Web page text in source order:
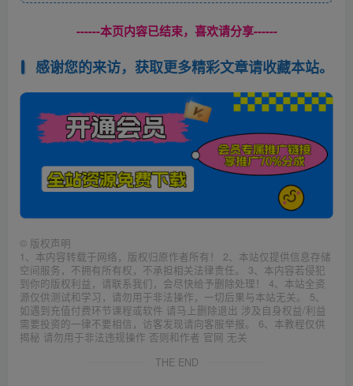
------本页内容已结束，喜欢请分享------
感谢您的来访，获取更多精彩文章请收藏本站。
© 版权声明
1、本内容转载于网络，版权归原作者所有！ 2、本站仅提供信息存储
空间服务，不拥有所有权，不承担相关法律责任。 3、本内容若侵犯
到你的版权利益，请联系我们，会尽快给予删除处理！ 4、本站全资
源仅供测试和学习，请勿用于非法操作，一切后果与本站无关。 5、
如遇到充值付费环节课程或软件 请马上删除退出 涉及自身权益/利益
需要投资的一律不要相信，访客发现请向客服举报。 6、本教程仅供
揭秘 请勿用于非法违规操作 否则和作者 官网 无关
THE END